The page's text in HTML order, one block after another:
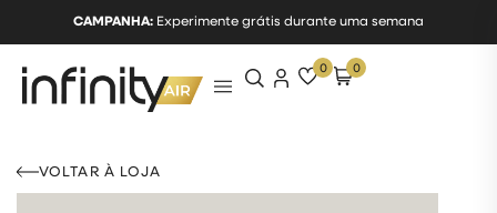
CAMPANHA: Experimente grátis durante uma semana
0 0
VOLTAR À LOJA